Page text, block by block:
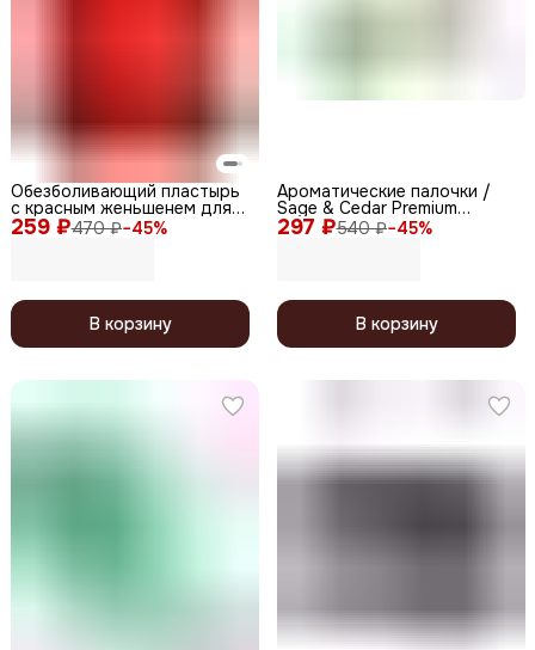
259 ₽470 ₽−45%
Обезболивающий пластырь
с красным женьшенем для
суставов / Power red
Ginseng, 20 шт.
В корзину
297 ₽540 ₽−45%
Ароматические палочки /
Sage & Cedar Premium
Masala Special Collection, 10
шт.
В корзину